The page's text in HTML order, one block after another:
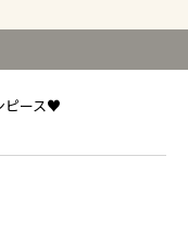
ピース♥